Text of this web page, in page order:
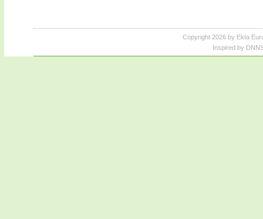
Copyright 2026 by Ekta
Inspired by